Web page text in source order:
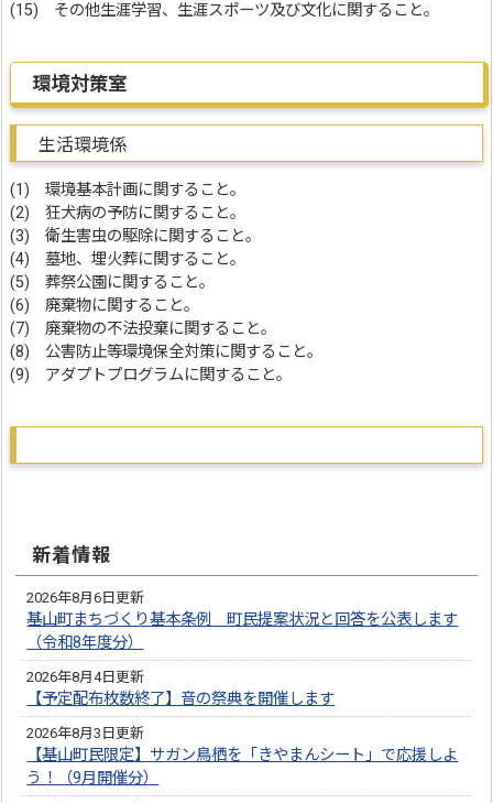
(15) その他生涯学習、生涯スポーツ及び文化に関すること。
環境対策室
生活環境係
(1) 環境基本計画に関すること。
(2) 狂犬病の予防に関すること。
(3) 衛生害虫の駆除に関すること。
(4) 墓地、埋火葬に関すること。
(5) 葬祭公園に関すること。
(6) 廃棄物に関すること。
(7) 廃棄物の不法投棄に関すること。
(8) 公害防止等環境保全対策に関すること。
(9) アダプトプログラムに関すること。
新着情報
2026年8月6日更新
基山町まちづくり基本条例 町民提案状況と回答を公表します
（令和8年度分）
2026年8月4日更新
【予定配布枚数終了】音の祭典を開催します
2026年8月3日更新
【基山町民限定】サガン鳥栖を「きやまんシート」で応援しよ
う！（9月開催分）